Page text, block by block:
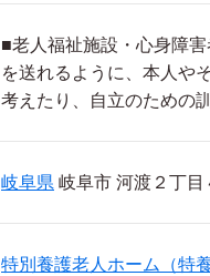
■老人福祉施設・心身障
を送れるように、本人や
考えたり、自立のための
岐阜県 岐阜市 河渡２丁目
特別養護老人ホーム（特養